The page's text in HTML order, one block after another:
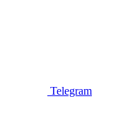
Telegram